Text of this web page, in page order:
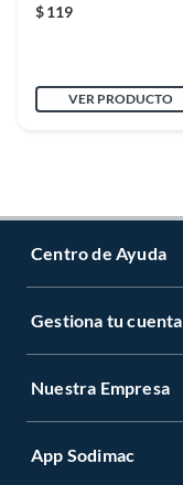
$119
VER PRODUCTO
Centro de Ayuda
Servicio al Cliente
Venta a empresas
Gestiona tu cuenta
Gestiona tu cuenta
Nuestra Empresa
Nuestras tiendas
App Sodimac